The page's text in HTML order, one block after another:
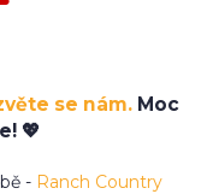
se nám. Moc
💖
- Ranch Country